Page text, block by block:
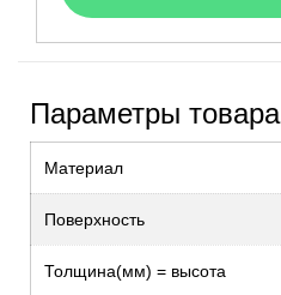
Параметры товара
Материал
Поверхность
Толщина(мм) = высота